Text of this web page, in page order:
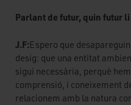
Parlant de futur, quin futur
J.F:Espero que
desig: que una entitat
sigui necessària, perquè
comprensió, i coneixement
relacionem amb la natura